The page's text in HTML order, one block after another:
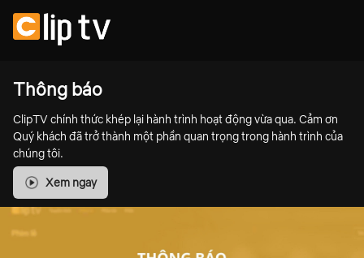
Thông báo
ClipTV chính thức khép lại hành trình hoạt động vừa qua. Cảm ơn
Quý khách đã trở thành một phần quan trọng trong hành trình của
chúng tôi.
Xem ngay